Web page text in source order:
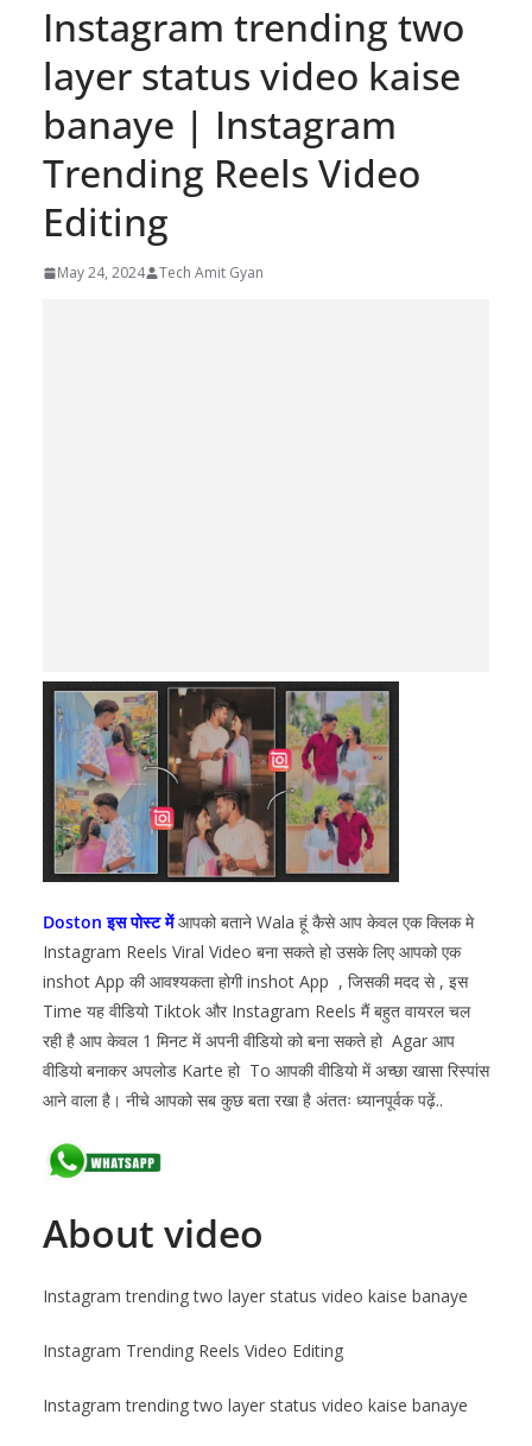
Instagram trending two
layer status video kaise
banaye | Instagram
Trending Reels Video
Editing
May 24, 2024 Tech Amit Gyan
Doston इस पोस्ट मेंआपको बताने Wala हूं कैसे आप केवल एक क्लिक मे
Instagram Reels Viral Video बना सकते हो उसके लिए आपको एक
inshot App की आवश्यकता होगी inshot App , जिसकी मदद से , इस
Time यह वीडियो Tiktok और Instagram Reels मैं बहुत वायरल चल
रही है आप केवल 1 मिनट में अपनी वीडियो को बना सकते हो Agar आप
वीडियो बनाकर अपलोड Karte हो To आपकी वीडियो में अच्छा खासा रिस्पांस
आने वाला है। नीचे आपको सब कुछ बता रखा है अंततः ध्यानपूर्वक पढ़ें..
About video
Instagram trending two layer status video kaise banaye
Instagram Trending Reels Video Editing
Instagram trending two layer status video kaise banaye